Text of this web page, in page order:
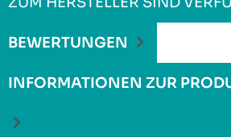
BEWERTUNGEN
INFORMATIONEN ZUR